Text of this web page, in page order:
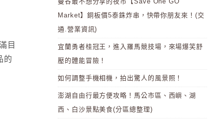
目
的
Market】銅板價5泰銖炸串，快帶你朋友來！(交
通.營業資訊)
宜蘭勇者桂冠王，進入羅馬競技場，來場爆笑舒
壓的體能冒險！
如何調整手機相機，拍出驚人的風景照！
澎湖自由行最方便攻略！馬公市區、西嶼、湖
西、白沙景點美食(分區總整理)